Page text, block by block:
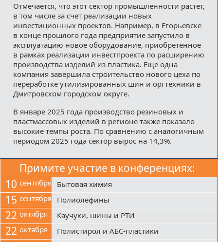
Отмечается, что этот сектор промышленности растет,
в том числе за счет реализации новых
инвестиционных проектов. Например, в Егорьевске
в конце прошлого года предприятие запустило в
эксплуатацию новое оборудование, приобретенное
в рамках реализации инвестпроекта по расширению
производства изделий из пластика. Еще одна
компания завершила строительство нового цеха по
переработке утилизированных шин и оргтехники в
Дмитровском городском округе.
В январе 2025 года производство резиновых и
пластмассовых изделий в регионе также показало
высокие темпы роста. По сравнению с аналогичным
периодом 2025 года сектор вырос на 14,3%.
Примите участие в конференциях:
10 сентября Бытовая химия
15 сентября Полиолефины
22 октября Каучуки, шины и РТИ
22 октября Полистирол и АБС-пластики